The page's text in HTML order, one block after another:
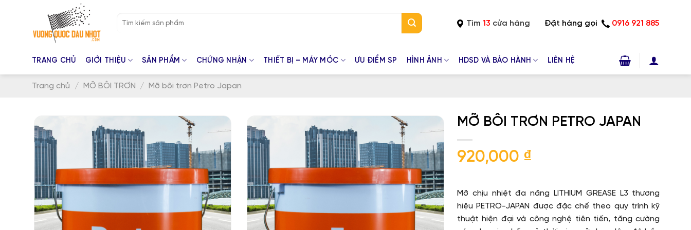
kiếm:
Tìm 13 cửa hàng Đặt hàng gọi 0916 921 885
TRANG CHỦ GIỚI THIỆU SẢN PHẨM CHỨNG NHẬN THIẾT BỊ – MÁY MÓC ƯU ĐIỂM SP HÌNH ẢNH HDSD VÀ BẢO HÀNH LIÊN HỆ
Trang chủ / MỠ BÔI TRƠN / Mỡ bôi trơn Petro Japan
MỠ BÔI TRƠN PETRO JAPAN
920,000 ₫
Mỡ chịu nhiệt đa năng LITHIUM GREASE L3 thương
hiệu PETRO-JAPAN được đặc chế theo quy trình kỹ
thuật hiện đại và công nghệ tiên tiến, tăng cường